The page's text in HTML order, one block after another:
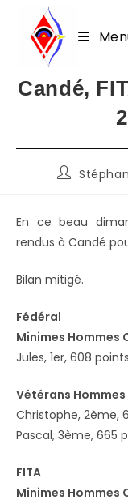
SkipCandé,
Auteur/
publication
En ce beau
rendus à Candé
Bilan mitigé.
Fédéral
Minimes Hommes
Jules, 1er, 608 points
Vétérans Hommes
Christophe, 2ème,
Pascal, 3ème, 665
FITA
Minimes Hommes